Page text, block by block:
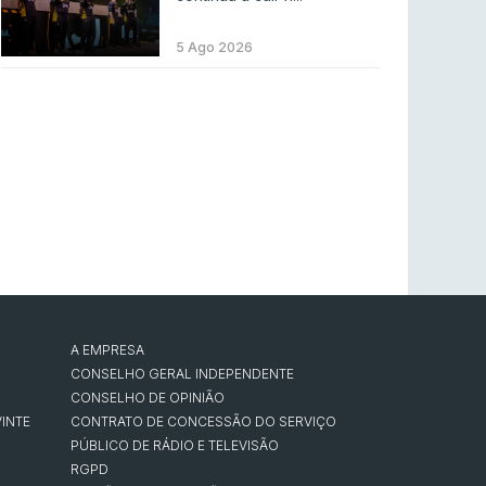
Betclic renova parceria com a RTP Arena para
a época 2026/27
SAW e Luminosity na lista
COUNTER-STRIKE 16 jul 2026
5 Ago 2026
A EMPRESA
CONSELHO GERAL INDEPENDENTE
CONSELHO DE OPINIÃO
CONTRATO DE CONCESSÃO DO SERVIÇO
PÚBLICO DE RÁDIO E TELEVISÃO
RGPD